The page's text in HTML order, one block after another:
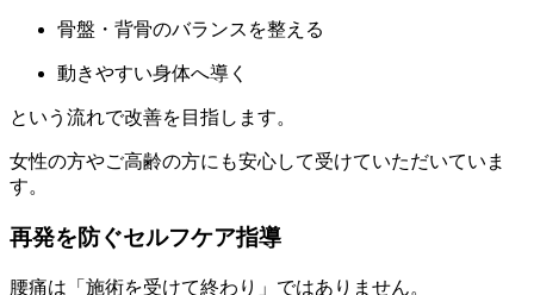
骨盤・背骨のバランスを整える
動きやすい身体へ導く
という流れで改善を目指します。
女性の方やご高齢の方にも安心して受けていただいていま
す。
再発を防ぐセルフケア指導
腰痛は「施術を受けて終わり」ではありません。